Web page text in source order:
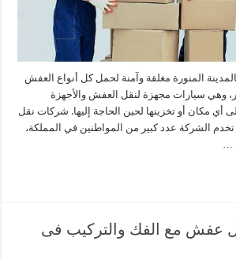
المنورة مغلقة وآمنة لحمل كل أنواع العفش
وهي سيارات مجهزة لنقل العفش والأجهزة
أي مكان أو تخزينها لحين الحاجة إليها. شركات نقل
تخدم الشركة عدد كبير من المواطنين في المملكة،
…
عفش مع الفك والتركيب فى